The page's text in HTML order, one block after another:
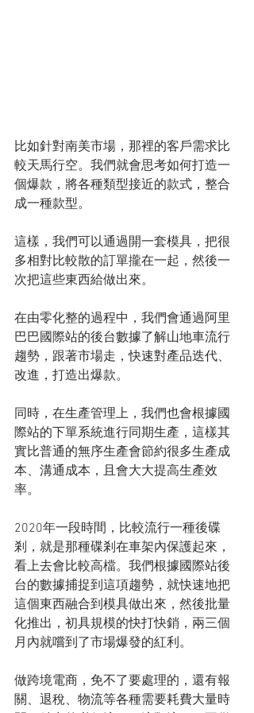
比如針對南美市場，那裡的客戶需求比
較天馬行空。我們就會思考如何打造一
個爆款，將各種類型接近的款式，整合
成一種款型。
這樣，我們可以通過開一套模具，把很
多相對比較散的訂單攏在一起，然後一
次把這些東西給做出來。
在由零化整的過程中，我們會通過阿里
巴巴國際站的後台數據了解山地車流行
趨勢，跟著市場走，快速對產品迭代、
改進，打造出爆款。
同時，在生產管理上，我們也會根據國
際站的下單系統進行同期生產，這樣其
實比普通的無序生產會節約很多生產成
本、溝通成本，且會大大提高生產效
率。
2020年一段時間，比較流行一種後碟
剎，就是那種碟剎在車架內保護起來，
看上去會比較高檔。我們根據國際站後
台的數據捕捉到這項趨勢，就快速地把
這個東西融合到模具做出來，然後批量
化推出，初具規模的快打快銷，兩三個
月內就嚐到了市場爆發的紅利。
做跨境電商，免不了要處理的，還有報
關、退稅、物流等各種需要耗費大量時